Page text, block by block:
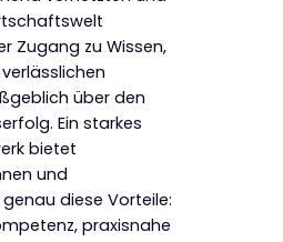
Zugang zu Wissen,
über den
Ein starkes
bietet
und
diese Vorteile:
praxisnahe